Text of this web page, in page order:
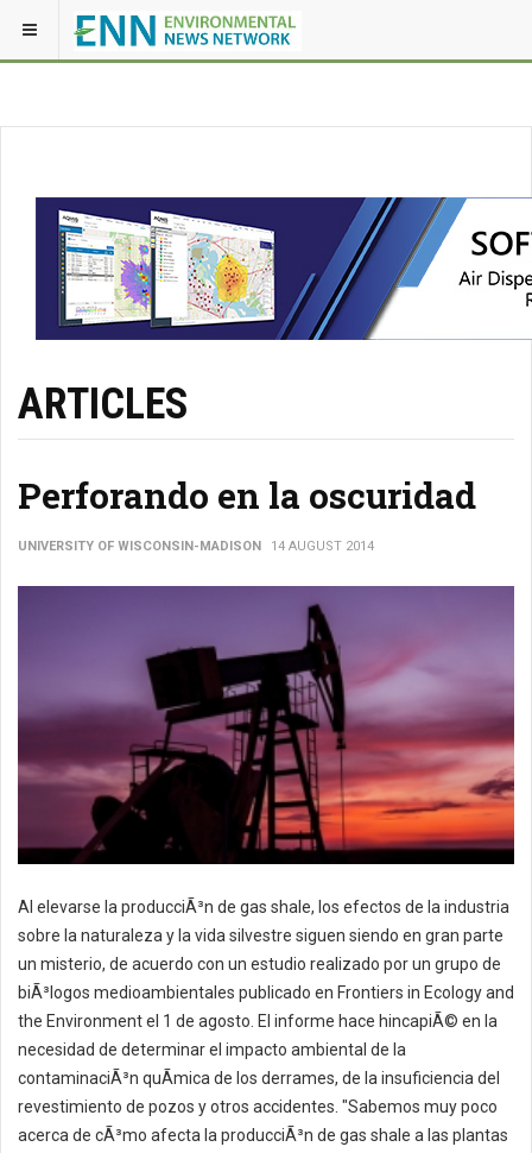
ARTICLES
Perforando en la oscuridad
UNIVERSITY OF WISCONSIN-MADISON 14 AUGUST 2014
Al elevarse la producciÃ³n de gas shale, los efectos de la industria
sobre la naturaleza y la vida silvestre siguen siendo en gran parte
un misterio, de acuerdo con un estudio realizado por un grupo de
biÃ³logos medioambientales publicado en Frontiers in Ecology and
the Environment el 1 de agosto. El informe hace hincapiÃ© en la
necesidad de determinar el impacto ambiental de la
contaminaciÃ³n quÃ­mica de los derrames, de la insuficiencia del
revestimiento de pozos y otros accidentes. "Sabemos muy poco
acerca de cÃ³mo afecta la producciÃ³n de gas shale a las plantas